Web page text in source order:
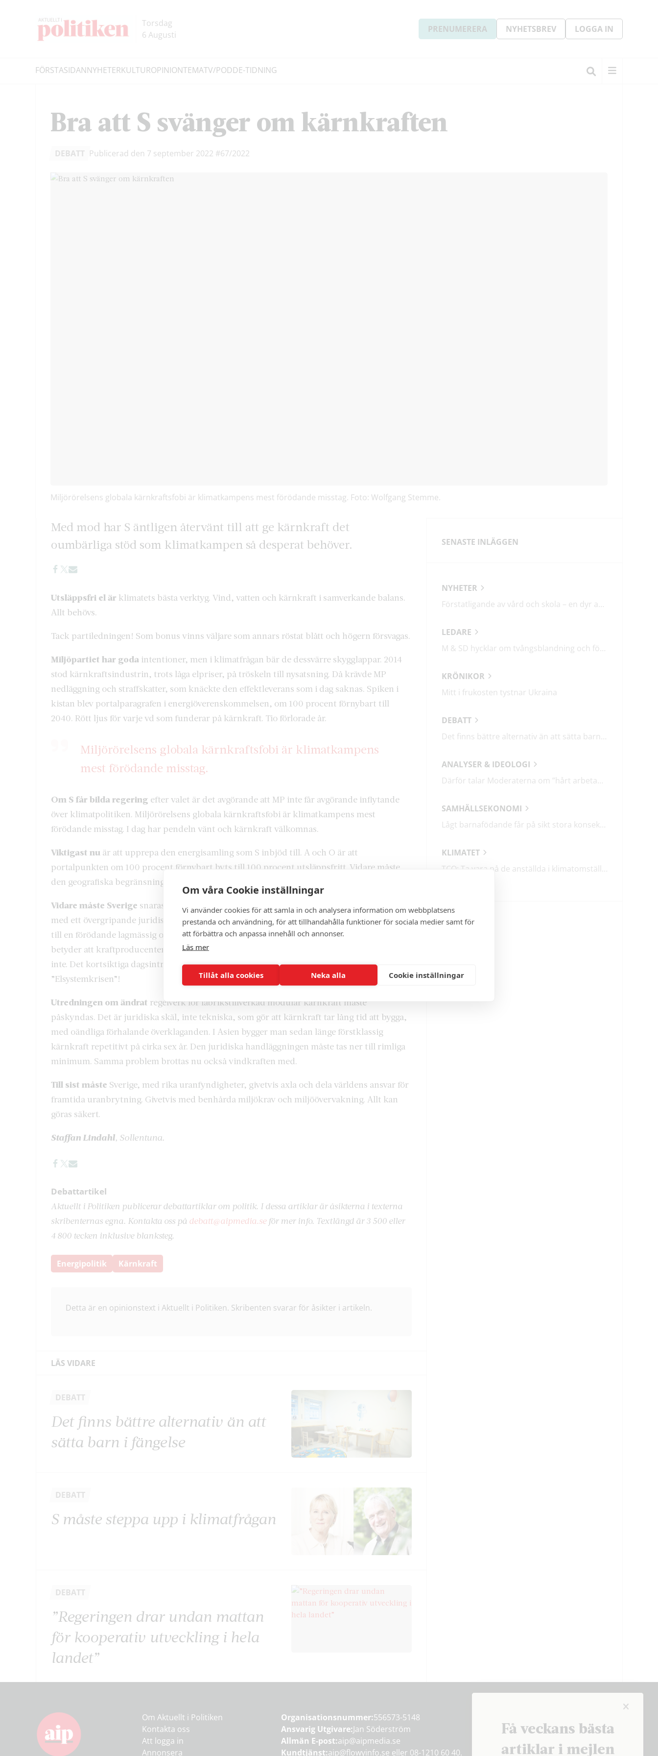
Om våra Cookie inställningar
Vi använder cookies för att samla in och analysera information om webbplatsens
prestanda och användning, för att tillhandahålla funktioner för sociala medier samt för
att förbättra och anpassa innehåll och annonser.
Läs mer
Tillåt alla cookies Neka alla Cookie inställningar
Torsdag
6 Augusti
PRENUMERERA NYHETSBREV LOGGA IN
FÖRSTASIDANNYHETERKULTUROPINIONTEMATV/PODDE-TIDNING
Få veckans bästa
artiklar i mejlen
Bra att S svänger om kärnkraften
DEBATT Publicerad den 7 september 2022 #67/2022
Miljörörelsens globala kärnkraftsfobi är klimatkampens mest förödande misstag. Foto: Wolfgang Stemme.
Med mod har S äntligen återvänt till att ge kärnkraft det
oumbärliga stöd som klimatkampen så desperat behöver.
Utsläppsfri el är klimatets bästa verktyg. Vind, vatten och kärnkraft i samverkande balans.
Allt behövs.
Tack partiledningen! Som bonus vinns väljare som annars röstat blått och högern försvagas.
Miljöpartiet har goda intentioner, men i klimatfrågan bär de dessvärre skygglappar. 2014
stod kärnkraftsindustrin, trots låga elpriser, på tröskeln till nysatsning. Då krävde MP
nedläggning och straffskatter, som knäckte den effektleverans som i dag saknas. Spiken i
kistan blev portalparagrafen i energiöverenskommelsen, om 100 procent förnybart till
2040. Rött ljus för varje vd som funderar på kärnkraft. Tio förlorade år.
Miljörörelsens globala kärnkraftsfobi är klimatkampens
mest förödande misstag.
Om S får bilda regering efter valet är det avgörande att MP inte får avgörande inflytande
över klimatpolitiken. Miljörörelsens globala kärnkraftsfobi är klimatkampens mest
förödande misstag. I dag har pendeln vänt och kärnkraft välkomnas.
Viktigast nu är att upprepa den energisamling som S inbjöd till. A och O är att
portalpunkten om 100 procent förnybart byts till 100 procent utsläppsfritt. Vidare måste
den geografiska begränsningen omedelbart bort. För detta behövs inga utredningar.
Vidare måste Sverige snarast ändra vår energilagstiftning så att den lever upp till EUs krav,
med ett övergripande juridiskt systemansvar. Detta lyckades Sverige trolla bort, vilket lett
till en förödande lagmässig otydlighet. ”Systemansvar för el-överföring” blev ”elnät”, vilket
betyder att kraftproducenter i dag slipper bry sig om och helheten. Helhetsansvar belönas
inte. Det kortsiktiga dagsintresset styr. Långsiktigheten lider. Lär av och läs Maja Lundbäck i
”Elsystemkrisen”!
Utredningen om ändrat regelverk för fabrikstillverkad modulär kärnkraft måste
påskyndas. Det är juridiska skäl, inte tekniska, som gör att kärnkraft tar lång tid att bygga,
med oändliga förhalande överklaganden. I Asien bygger man sedan länge förstklassig
kärnkraft repetitivt på cirka sex år. Den juridiska handläggningen måste tas ner till rimliga
minimum. Samma problem brottas nu också vindkraften med.
Till sist måste Sverige, med rika uranfyndigheter, givetvis axla och dela världens ansvar för
framtida uranbrytning. Givetvis med benhårda miljökrav och miljöövervakning. Allt kan
göras säkert.
Staffan Lindahl, Sollentuna.
Debattartikel
Aktuellt i Politiken publicerar debattartiklar om politik. I dessa artiklar är åsikterna i texterna
skribenternas egna. Kontakta oss på debatt@aipmedia.seför mer info. Textlängd är 3 500 eller
4 800 tecken inklusive blanksteg.
Energipolitik Kärnkraft
Detta är en opinionstext i Aktuellt i Politiken. Skribenten svarar för åsikter i artikeln.
LÄS VIDARE
DEBATT
Det finns bättre alternativ än att
sätta barn i fängelse
DEBATT
S måste steppa upp i klimatfrågan
DEBATT
”Regeringen drar undan mattan
för kooperativ utveckling i hela
landet”
SENASTE INLÄGGEN
NYHETER
Förstatligande av vård och skola – en dyr affär med osäkert utfall
LEDARE
M & SD hycklar om tvångsblandning och förvärrar segregationen
KRÖNIKOR
Mitt i frukosten tystnar Ukraina
DEBATT
Det finns bättre alternativ än att sätta barn i fängelse
ANALYSER & IDEOLOGI
Därför talar Moderaterna om ”hårt arbetande människor”
SAMHÄLLSEKONOMI
Lågt barnafödande får på sikt stora konsekvenser
KLIMATET
TCO: Ta vara på de anställda i klimatomställningen
Om Aktuellt i Politiken
Kontakta oss
Att logga in
Annonsera
Organisationsnummer:556573-5148
Ansvarig Utgivare:Jan Söderström
Allmän E-post:aip@aipmedia.se
Kundtjänst:aip@flowyinfo.se eller 08-1210 60 40.
Få veckans bästa
artiklar på mejlen